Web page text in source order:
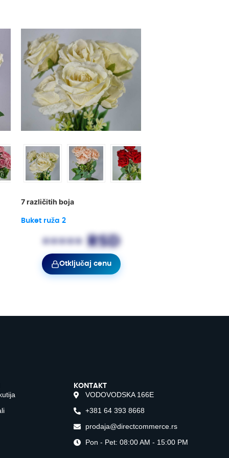
7 različitih boja
Buket ruža 2
••••• RSD
Otključaj cenu
KONTAKT
VODOVODSKA 166E
+381 64 393 8668
prodaja@directcommerce.rs
Pon - Pet: 08:00 AM - 15:00 PM